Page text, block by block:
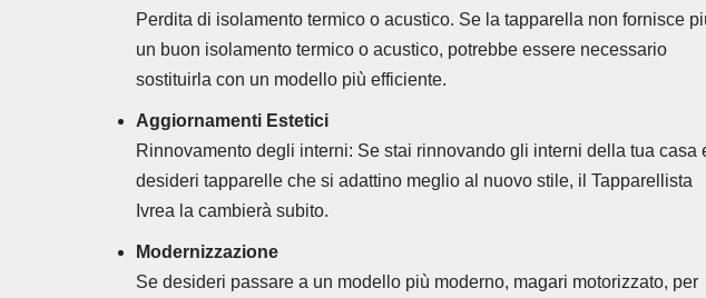
Perdita di isolamento termico o acustico. Se la tapparella non fornisce
un buon isolamento termico o acustico, potrebbe essere necessario
sostituirla con un modello più efficiente.
Aggiornamenti Estetici
Rinnovamento degli interni: Se stai rinnovando gli interni della tua casa
desideri tapparelle che si adattino meglio al nuovo stile, il Tapparellista
Ivrea la cambierà subito.
Modernizzazione
Se desideri passare a un modello più moderno, magari motorizzato, per